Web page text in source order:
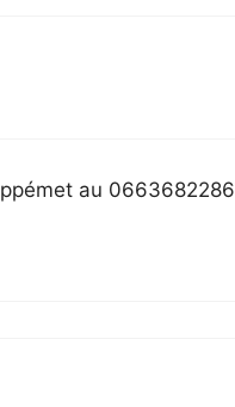
au 0663682286